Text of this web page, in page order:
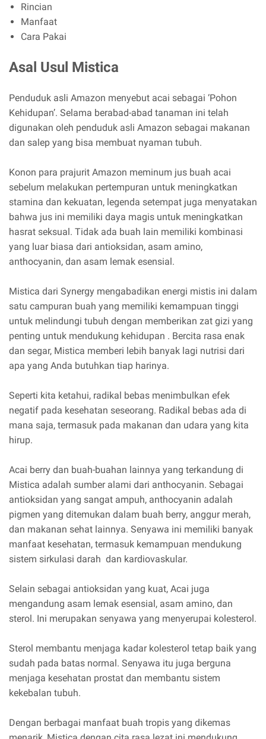
Rincian
Manfaat
Cara Pakai
Asal Usul Mistica
Penduduk asli Amazon menyebut acai sebagai ‘Pohon
Kehidupan’. Selama berabad-abad tanaman ini telah
digunakan oleh penduduk asli Amazon sebagai makanan
dan salep yang bisa membuat nyaman tubuh.
Konon para prajurit Amazon meminum jus buah acai
sebelum melakukan pertempuran untuk meningkatkan
stamina dan kekuatan, legenda setempat juga menyatakan
bahwa jus ini memiliki daya magis untuk meningkatkan
hasrat seksual. Tidak ada buah lain memiliki kombinasi
yang luar biasa dari antioksidan, asam amino,
anthocyanin, dan asam lemak esensial.
Mistica dari Synergy mengabadikan energi mistis ini dalam
satu campuran buah yang memiliki kemampuan tinggi
untuk melindungi tubuh dengan memberikan zat gizi yang
penting untuk mendukung kehidupan . Bercita rasa enak
dan segar, Mistica memberi lebih banyak lagi nutrisi dari
apa yang Anda butuhkan tiap harinya.
Seperti kita ketahui, radikal bebas menimbulkan efek
negatif pada kesehatan seseorang. Radikal bebas ada di
mana saja, termasuk pada makanan dan udara yang kita
hirup.
Acai berry dan buah-buahan lainnya yang terkandung di
Mistica adalah sumber alami dari anthocyanin. Sebagai
antioksidan yang sangat ampuh, anthocyanin adalah
pigmen yang ditemukan dalam buah berry, anggur merah,
dan makanan sehat lainnya. Senyawa ini memiliki banyak
manfaat kesehatan, termasuk kemampuan mendukung
sistem sirkulasi darah dan kardiovaskular.
Selain sebagai antioksidan yang kuat, Acai juga
mengandung asam lemak esensial, asam amino, dan
sterol. Ini merupakan senyawa yang menyerupai kolesterol.
Sterol membantu menjaga kadar kolesterol tetap baik yang
sudah pada batas normal. Senyawa itu juga berguna
menjaga kesehatan prostat dan membantu sistem
kekebalan tubuh.
Dengan berbagai manfaat buah tropis yang dikemas